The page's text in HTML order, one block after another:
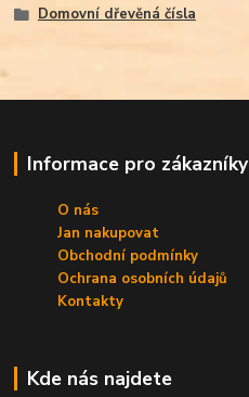
Domovní dřevěná čísla
Informace pro zákazníky
O nás
Jan nakupovat
Obchodní podmínky
Ochrana osobních údajů
Kontakty
Kde nás najdete